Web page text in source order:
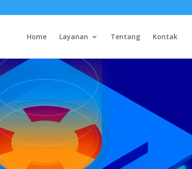
Home Layanan Tentang Kontak